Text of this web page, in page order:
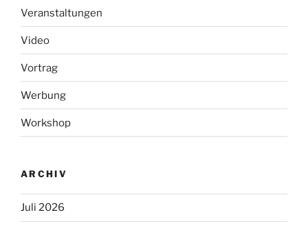
Veranstaltungen
Video
Vortrag
Werbung
Workshop
ARCHIV
Juli 2026